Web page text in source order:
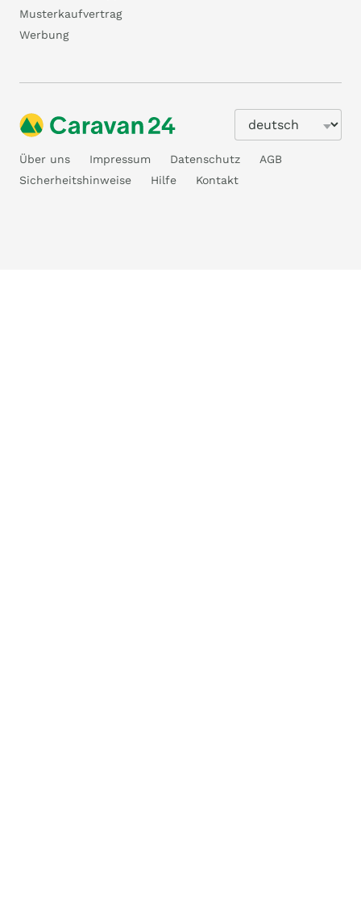
Musterkaufvertrag
Werbung
Über uns Impressum Datenschutz
AGB
Sicherheitshinweise
Hilfe Kontakt